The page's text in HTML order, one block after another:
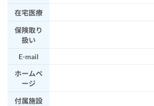
在宅医療
保険取り
扱い
E-mail
ホームペ
ージ
付属施設